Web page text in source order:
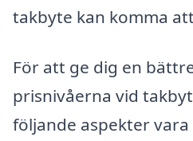
takbyte kan komma
För att ge dig en
prisnivåerna vid
följande aspekter